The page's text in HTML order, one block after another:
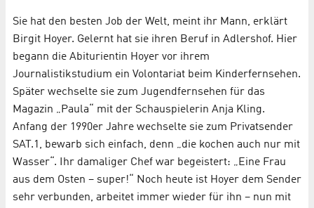
Sie hat den besten Job der Welt, meint ihr Mann, erklärt
Birgit Hoyer. Gelernt hat sie ihren Beruf in Adlershof. Hier
begann die Abiturientin Hoyer vor ihrem
Journalistikstudium ein Volontariat beim Kinderfernsehen.
Später wechselte sie zum Jugendfernsehen für das
Magazin „Paula“ mit der Schauspielerin Anja Kling.
Anfang der 1990er Jahre wechselte sie zum Privatsender
SAT.1, bewarb sich einfach, denn „die kochen auch nur mit
Wasser“. Ihr damaliger Chef war begeistert: „Eine Frau
aus dem Osten – super!“ Noch heute ist Hoyer dem Sender
sehr verbunden, arbeitet immer wieder für ihn – nun mit